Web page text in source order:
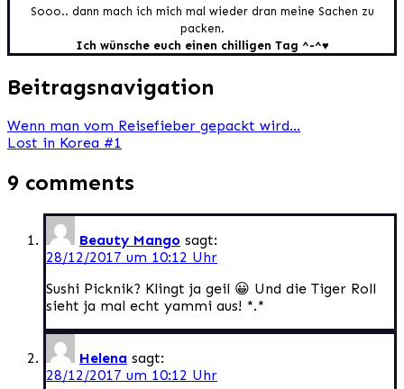
Sooo.. dann mach ich mich mal wieder dran meine Sachen zu
packen.
Ich wünsche euch einen chilligen Tag ^-^♥
Beitragsnavigation
Wenn man vom Reisefieber gepackt wird…
Lost in Korea #1
9 comments
Beauty Mango sagt:
28/12/2017 um 10:12 Uhr
Sushi Picknik? Klingt ja geil 😀 Und die Tiger Roll
sieht ja mal echt yammi aus! *.*
Helena sagt:
28/12/2017 um 10:12 Uhr